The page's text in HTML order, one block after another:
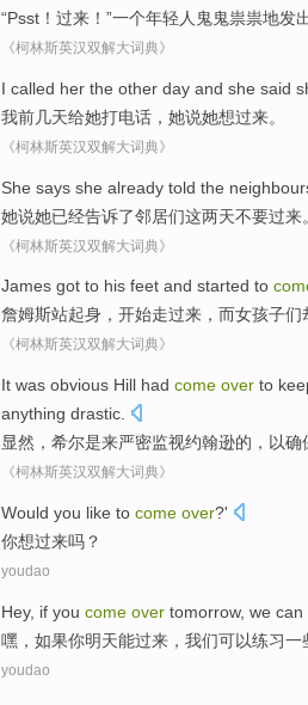
“Psst ！ 过来 ！”一个年轻人 鬼鬼祟祟地发
《柯林斯英汉双解大词典》
I called her the other day and she said
我前几天给她打电话 ， 她说她想过来。
《柯林斯英汉双解大词典》
She says she already told the
她说她已经告诉了邻居们这两天不要过来。
《柯林斯英汉双解大词典》
James got to his feet and started to
詹姆斯站起身 ， 开始走过来 ， 而女孩子们
《柯林斯英汉双解大词典》
It was obvious Hill had come over to
anything drastic
显然 ， 希尔是来严密监视约翰逊的，以确
《柯林斯英汉双解大词典》
Would you like to come over?'
你想过来吗？
youdao
Hey, if you come over tomorrow, we can
嘿 ，如果你明天能过来，我们可以练习一
youdao